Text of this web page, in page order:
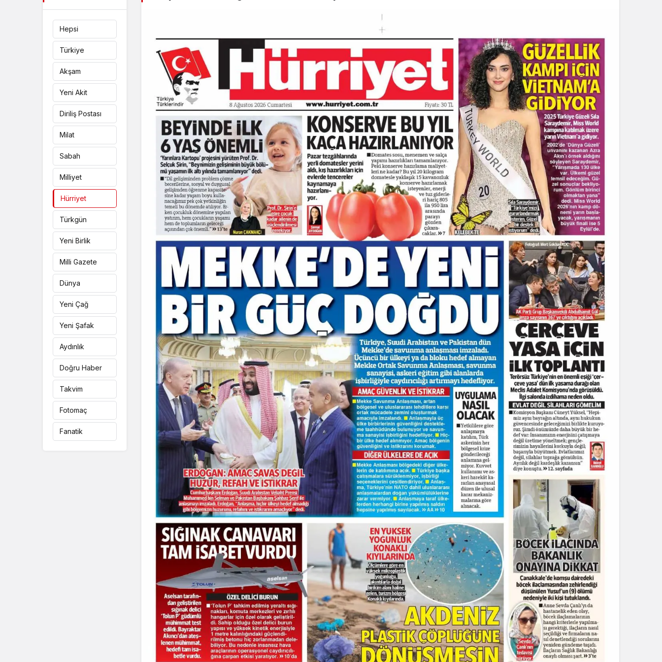
Hepsi
Türkiye
Akşam
Yeni Akit
Diriliş Postası
Milat
Sabah
Milliyet
Hürriyet
Türkgün
Yeni Birlik
Milli Gazete
Dünya
Yeni Çağ
Yeni Şafak
Aydınlık
Doğru Haber
Takvim
Fotomaç
Fanatik